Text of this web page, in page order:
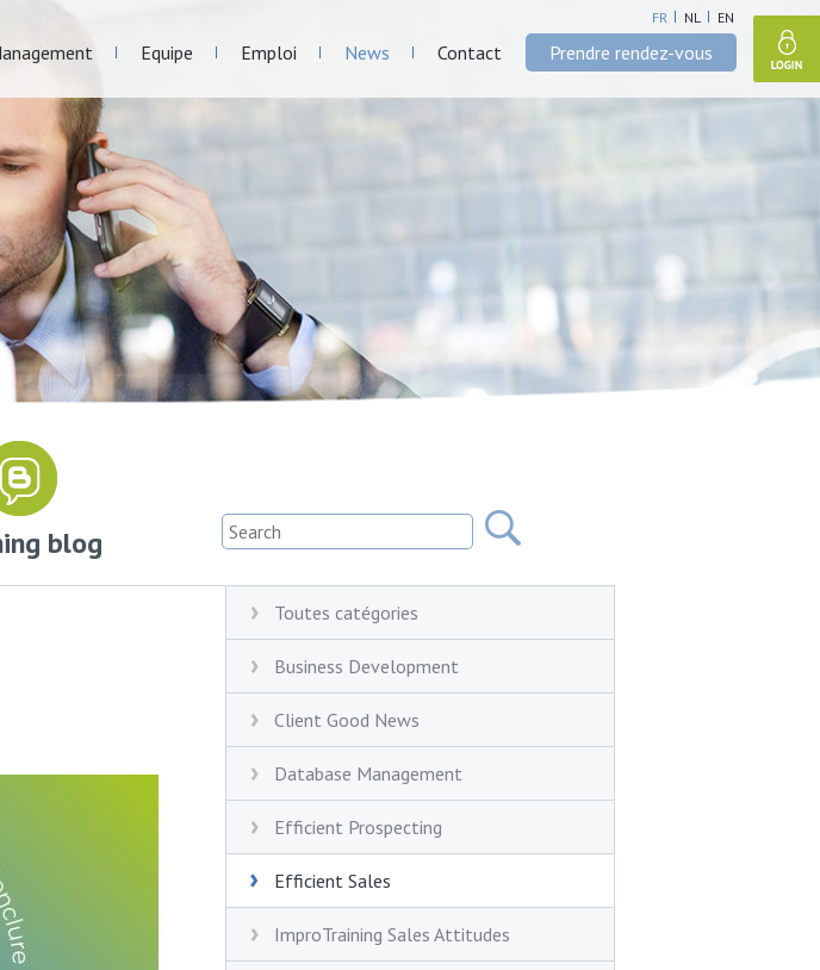
FR NL EN
Equipe Emploi News Contact Prendre rendez-vous
blog
Toutes catégories
Business Development
Client Good News
Database Management
Efficient Prospecting
Efficient Sales
ImproTraining Sales Attitudes